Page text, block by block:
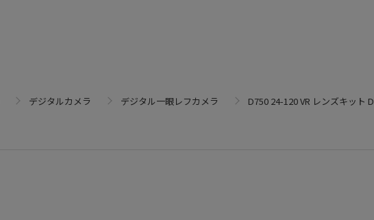
デジタルカメラ デジタル一眼レフカメラ D750 24-120 VR レンズキット